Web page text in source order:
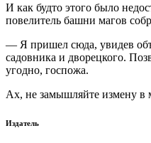
И как будто этого было
повелитель башни магов
— Я пришел сюда, увидев
садовника и дворецкого.
угодно, госпожа.
Ах, не замышляйте измену в
Издатель